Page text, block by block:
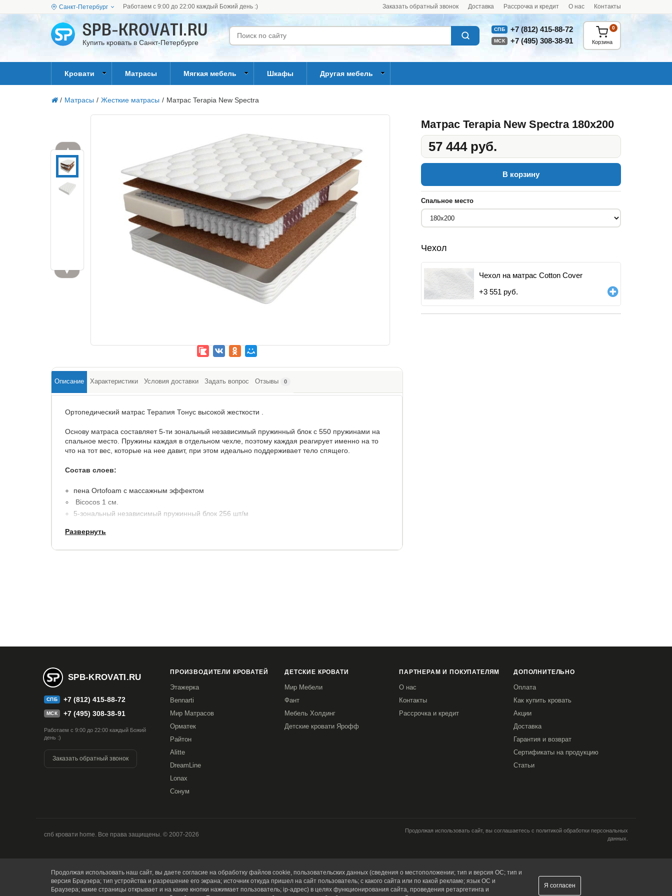
Санкт-Петербург Работаем с 9:00 до 22:00 каждый Божий день :) Заказать обратный звонок Доставка Рассрочка и кредит О нас Контакты
Купить кровать в Санкт-Петербурге
СПБ +7 (812) 415-88-72
МСК +7 (495) 308-38-91 Корзина
0
Кровати Матрасы Мягкая мебель Шкафы Другая мебель
/ Матрасы / Жесткие матрасы / Матрас Terapia New Spectra
▲
▼
Матрас Terapia New Spectra 180x200
57 444 руб.
В корзину
Спальное место
Чехол
Чехол на матрас Cotton Cover
+3 551 руб.
Описание Характеристики Условия доставки Задать вопрос Отзывы 0
Ортопедический матрас Терапия Тонус высокой жесткости .
Основу матраса составляет 5-ти зональный независимый пружинный блок с 550 пружинами на
спальное место. Пружины каждая в отдельном чехле, поэтому каждая реагирует именно на то
что на тот вес, которые на нее давит, при этом идеально поддерживает тело спящего.
Состав слоев:
пена Ortofoam с массажным эффектом
Bicocos 1 см.
5-зональный независимый пружинный блок 256 шт/м
пена Ortofoam с массажным эффектом
несъемный чехол: объемный жаккард, простеганный на ППУ.
Купить в 1 клик
Развернуть
SPB-KROVATI.RU
СПБ +7 (812) 415-88-72
МСК +7 (495) 308-38-91
Работаем с 9:00 до 22:00 каждый Божий
день :)
Заказать обратный звонок
ПРОИЗВОДИТЕЛИ КРОВАТЕЙ
Этажерка
Bennarti
Мир Матрасов
Орматек
Райтон
Alitte
DreamLine
Lonax
Сонум
ДЕТСКИЕ КРОВАТИ
Мир Мебели
Фант
Мебель Холдинг
Детские кровати Ярофф
ПАРТНЕРАМ И ПОКУПАТЕЛЯМ
О нас
Контакты
Рассрочка и кредит
ДОПОЛНИТЕЛЬНО
Оплата
Как купить кровать
Акции
Доставка
Гарантия и возврат
Сертификаты на продукцию
Статьи
спб кровати home. Все права защищены. © 2007-2026
Продолжая использовать сайт, вы соглашаетесь с политикой обработки персональных
данных.
Продолжая использовать наш сайт, вы даете согласие на обработку файлов cookie, пользовательских данных (сведения о местоположении; тип и версия ОС; тип и
версия Браузера; тип устройства и разрешение его экрана; источник откуда пришел на сайт пользователь; с какого сайта или по какой рекламе; язык ОС и
Браузера; какие страницы открывает и на какие кнопки нажимает пользователь; ip-адрес) в целях функционирования сайта, проведения ретаргетинга и
Я согласен